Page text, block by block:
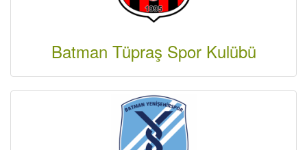
Batman Tüpraş Spor Kulübü